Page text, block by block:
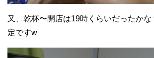
又、乾杯〜開店は19時くらいだったか
定ですw